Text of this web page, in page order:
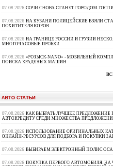
07.08.2026 СОЧИ СНОВА СТАНЕТ ГОРОДОМ-
07.08.2026 НА КУБАНИ ПОЛИЦЕЙСКИЕ ВЗЯЛИ
ПОХИТИТЕЛЯ КОРОВ
07.08.2026 НА ГРАНИЦЕ РОССИИ И ГРУЗИИ
МНОГОЧАСОВЫЕ ПРОБКИ
07.08.2026 «РОЗЫСК-NANO» - МОБИЛЬНЫЙ
ПОИСКА КРАДЕНЫХ МАШИН
АВТО СТАТЬИ
07.08.2026 КАК ВЫБРАТЬ ЛУЧШЕЕ ПРЕДЛОЖЕНИЕ
АВТОКРЕДИТУ СРЕДИ МНОЖЕСТВА
07.08.2026 ИСПОЛЬЗОВАНИЕ ОРИГИНАЛЬНЫХ
ОНЛАЙН-РЕСУРСОВ ДЛЯ ПОДБОРА И ПОКУПКИ
07.08.2026 ВЫБИРАЕМ ЭЛЕКТРОННЫЙ ПОЛИС
07.08.2026 ПОКУПКА ПЕРВОГО АВТОМОБИЛЯ. НА